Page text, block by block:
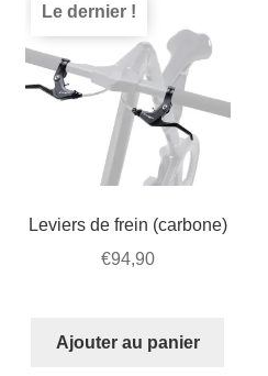
Leviers de frein (carbone)
€94,90
Le dernier !
Ajouter au panier